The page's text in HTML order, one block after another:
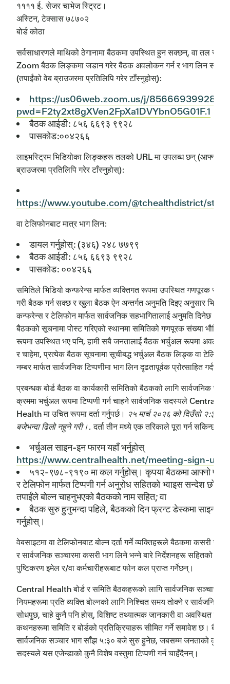
११११ ई. सेजर चाभेज स्ट्रिट।
अस्टिन, टेक्सास ७८७०२
बोर्ड कोठा
सर्वसाधारणले माथिको ठेगानामा बैठकमा उपस्थित हुन सक्छन्, वा तल
Zoom बैठक लिङ्कमा जडान गरेर बैठक अवलोकन गर्न र भाग लिन सक्छन्
(तपाईंको वेब ब्राउजरमा प्रतिलिपि गरेर टाँस्नुहोस्):
https://us06web.zoom.us/j/85666939928?
pwd=F2ty2xt8gXVen2FpXa1DVYbnO5G01F.1
बैठक आईडी: ८५६ ६६९३ ९९२८
पासकोड:००४२६६
लाइभस्ट्रिम भिडियोका लिङ्कहरू तलको URL मा उपलब्ध छन् (आफ्नो वेब
ब्राउजरमा प्रतिलिपि गरेर टाँस्नुहोस्):
https://www.youtube.com/@tchealthdistrict/
वा टेलिफोनबाट मात्र भाग लिन:
डायल गर्नुहोस्: (३४६) २४८ ७७९९
बैठक आईडी: ८५६ ६६९३ ९९२८
पासकोड: ००४२६६
समितिले भिडियो कन्फरेन्स मार्फत व्यक्तिगत रूपमा उपस्थित गणपूरक संख्या
गरी बैठक गर्न सक्छ र खुला बैठक ऐन अन्तर्गत अनुमति दिइए अनुसार भिडियो
कन्फरेन्स र टेलिफोन मार्फत सार्वजनिक सहभागितालाई अनुमति दिनेछ।
बैठकको सूचनामा पोस्ट गरिएको स्थानमा समितिको गणपूरक संख्या भौतिक
रूपमा उपस्थित भए पनि, हामी सबै जनतालाई बैठक भर्चुअल रूपमा अवलोकन
र चाहेमा, प्रत्येक बैठक सूचनामा सूचीबद्ध भर्चुअल बैठक लिङ्क वा टेलिफोन
नम्बर मार्फत सार्वजनिक टिप्पणीमा भाग लिन दृढतापूर्वक प्रोत्साहित गर्दछौं।
प्रबन्धक बोर्ड बैठक वा कार्यकारी समितिको बैठकको लागि सार्वजनिक
क्रममा भर्चुअल रूपमा टिप्पणी गर्न चाहने सार्वजनिक सदस्यले Central
Health मा उचित रूपमा दर्ता गर्नुपर्छ। २५ मार्च २०२६ को दिउँसो २:३०
बजेभन्दा ढिलो नहुने गरी।.दर्ता तीन मध्ये एक तरिकाले पूरा गर्न सकिन्छ:
भर्चुअल साइन-इन फारम यहाँ भर्नुहोस्
https://www.centralhealth.net/meeting-sign-up/
५१२-९७८-९१९० मा कल गर्नुहोस्। कृपया बैठकमा आफ्नो पूरा
र टेलिफोन मार्फत टिप्पणी गर्न अनुरोध सहितको भ्वाइस सन्देश
तपाईंले बोल्न चाहनुभएको बैठकको नाम सहित; वा
बैठक सुरु हुनुभन्दा पहिले, बैठकको दिन फ्रन्ट डेस्कमा साइन-इन
गर्नुहोस्।
वेबसाइटमा वा टेलिफोनबाट बोल्न दर्ता गर्ने व्यक्तिहरूले बैठकमा कसरी
र सार्वजनिक सञ्चारमा कसरी भाग लिने भन्ने बारे निर्देशनहरू सहितको
पुष्टिकरण इमेल र/वा कर्मचारीहरूबाट फोन कल प्राप्त गर्नेछन्।
Central Health बोर्ड र समिति बैठकहरूको लागि सार्वजनिक सञ्चार
नियमहरूमा प्रति व्यक्ति बोल्नको लागि निश्चित समय तोक्ने र सार्वजनिक
सोधपुछ, चाहे कुनै पनि होस्, विशिष्ट तथ्यात्मक जानकारी वा अवस्थित
कथनहरूमा समिति र बोर्डको प्रतिक्रियाहरू सीमित गर्ने समावेश छ।
सार्वजनिक सञ्चार भाग साँझ ५:३० बजे सुरु हुनेछ, जबसम्म जनताको कुनै
सदस्यले यस एजेन्डाको कुनै विशेष वस्तुमा टिप्पणी गर्न चाहँदैनन्।